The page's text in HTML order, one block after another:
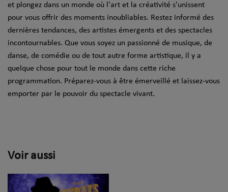
et plongez dans un monde où l'art et la créativité s'unissent
pour vous offrir des moments inoubliables. Restez informé des
dernières tendances, des artistes émergents et des spectacles
incontournables. Que vous soyez un passionné de musique, de
danse, de comédie ou de tout autre forme artistique, il y a
quelque chose pour tout le monde dans cette riche
programmation. Préparez-vous à être émerveillé et laissez-vous
emporter par le pouvoir du spectacle vivant.
Voir aussi